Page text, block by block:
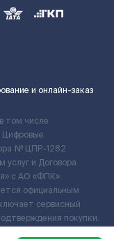
и онлайн-заказ
том числе
№ ЦПР-1282
и Договора
c АО «ФПК»
официальным
сервисный
покупки.